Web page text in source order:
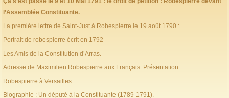
l’Assemblée Constituante.
La première lettre de Saint-Just à Robespierre le 19 août 1790 :
Portrait de robespierre écrit en 1792
Les Amis de la Constitution d’Arras.
Adresse de Maximilien Robespierre aux Français. Présentation.
Robespierre à Versailles
Biographie : Un député à la Constituante (1789-1791).